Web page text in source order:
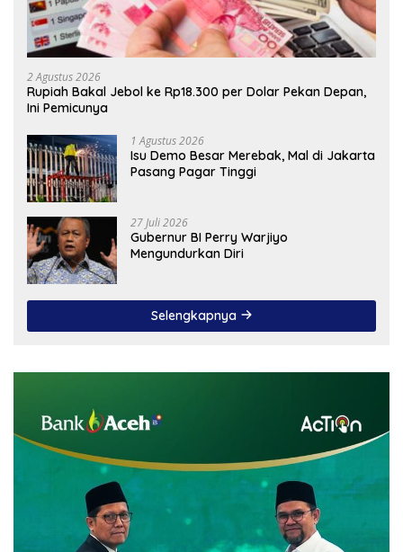
2 Agustus 2026
Rupiah Bakal Jebol ke Rp18.300 per Dolar Pekan Depan,
Ini Pemicunya
1 Agustus 2026
Isu Demo Besar Merebak, Mal di Jakarta
Pasang Pagar Tinggi
27 Juli 2026
Gubernur BI Perry Warjiyo
Mengundurkan Diri
Selengkapnya